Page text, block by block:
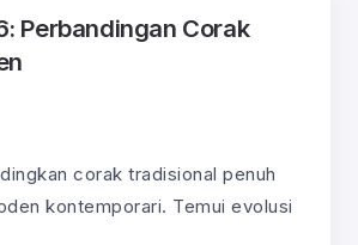
Perbandingan Corak
corak tradisional penuh
kontemporari. Temui evolusi